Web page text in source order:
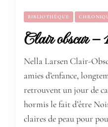
BIBLIOTHÈQUE
Clair obscur
Nella Larsen Clair-
amies d’enfance,
retrouvent un jour de
hormis le fait d’être
claires de peau pour